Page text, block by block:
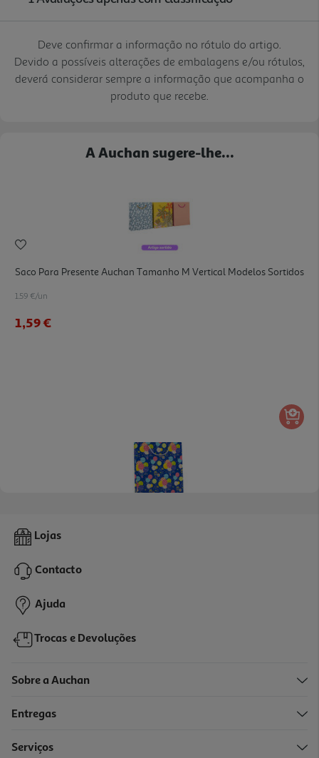
Deve confirmar a informação no rótulo do artigo.
Devido a possíveis alterações de embalagens e/ou rótulos,
deverá considerar sempre a informação que acompanha o
produto que recebe.
A Auchan sugere-lhe...
Saco Para Presente Auchan Tamanho M Vertical Modelos Sortidos
1.59 €/un
1,59 €
Saco Para Presente Auchan Infantil Tamanho L
2,29 €
Lojas
Contacto
Ajuda
Trocas e Devoluções
Sobre a Auchan
Entregas
Serviços